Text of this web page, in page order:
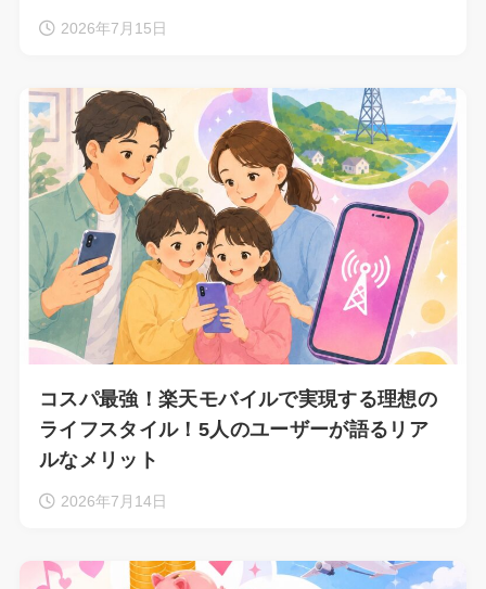
2026年7月15日
コスパ最強！楽天モバイルで実現する理想の
ライフスタイル！5人のユーザーが語るリア
ルなメリット
2026年7月14日